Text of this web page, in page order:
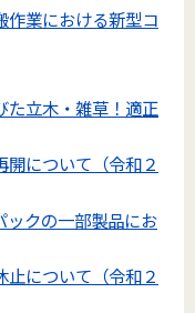
作業における新型コ
た立木・雑草！適正
について（令和２
ックの一部製品にお
について（令和２